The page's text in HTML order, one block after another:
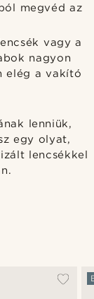
megvéd az
vagy a
nagyon
elég a vakító
lenniük,
egy olyat,
lencsékkel